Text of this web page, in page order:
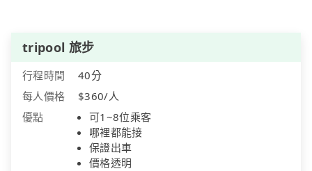
tripool 旅步
行程時間
40分
每人價格
$360/人
優點
可1~8位乘客
哪裡都能接
保證出車
價格透明